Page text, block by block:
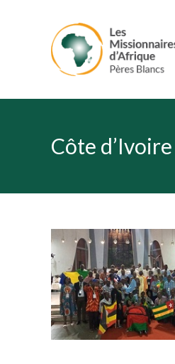
Côte d’Ivoire